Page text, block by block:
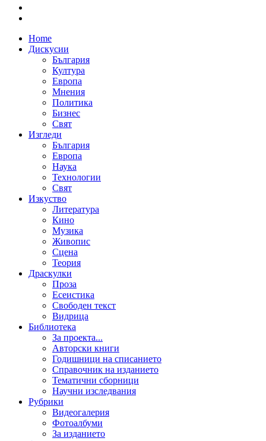
Home
Дискусии
България
Култура
Европа
Мнения
Политика
Бизнес
Свят
Изгледи
България
Европа
Наука
Технологии
Свят
Изкуство
Литература
Кино
Музика
Живопис
Сцена
Теория
Драскулки
Проза
Есеистика
Свободен текст
Видрица
Библиотека
За проекта...
Авторски книги
Годишници на списанието
Справочник на изданието
Тематични сборници
Научни изследвания
Рубрики
Видеогалерия
Фотоалбуми
За изданието